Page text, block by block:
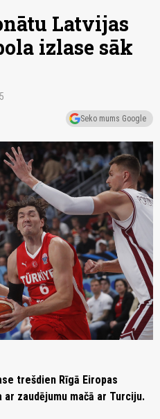
Latvijas
izlase sāk
Seko mums Google
trešdien Rīgā Eiropas
zaudējumu mačā ar Turciju.